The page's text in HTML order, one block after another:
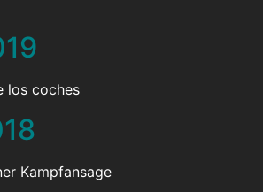
los coches
Kampfansage